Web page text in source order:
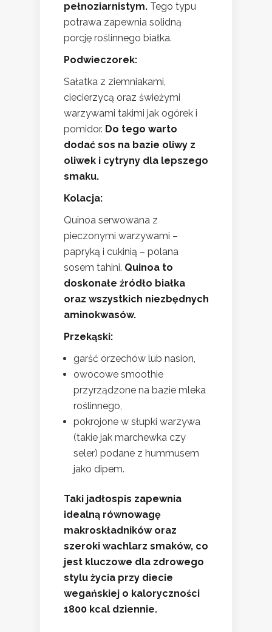
pełnoziarnistym. Tego typu
potrawa zapewnia solidną
porcję roślinnego białka.
Podwieczorek:
Sałatka z ziemniakami,
ciecierzycą oraz świeżymi
warzywami takimi jak ogórek i
pomidor. Do tego warto
dodać sos na bazie oliwy z
oliwek i cytryny dla lepszego
smaku.
Kolacja:
Quinoa serwowana z
pieczonymi warzywami –
papryką i cukinią – polana
sosem tahini. Quinoa to
doskonałe źródło białka
oraz wszystkich niezbędnych
aminokwasów.
Przekąski:
garść orzechów lub nasion,
owocowe smoothie
przyrządzone na bazie mleka
roślinnego,
pokrojone w słupki warzywa
(takie jak marchewka czy
seler) podane z hummusem
jako dipem.
Taki jadłospis zapewnia
idealną równowagę
makroskładników oraz
szeroki wachlarz smaków, co
jest kluczowe dla zdrowego
stylu życia przy diecie
wegańskiej o kaloryczności
1800 kcal dziennie.